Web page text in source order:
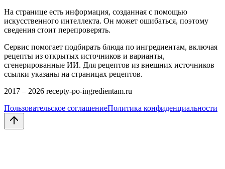
На странице есть информация, созданная с помощью
искусственного интеллекта. Он может ошибаться, поэтому
сведения стоит перепроверять.
Сервис помогает подбирать блюда по ингредиентам, включая
рецепты из открытых источников и варианты,
сгенерированные ИИ. Для рецептов из внешних источников
ссылки указаны на страницах рецептов.
2017 – 2026 recepty-po-ingredientam.ru
Пользовательское соглашениеПолитика конфиденциальности